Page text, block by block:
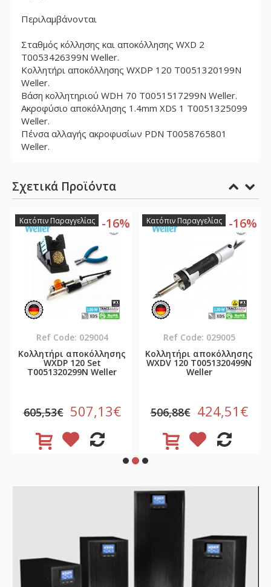
Περιλαμβάνονται
Σταθμός κόλλησης και αποκόλλησης WXD 2
T0053426399N Weller.
Κολλητήρι αποκόλλησης WXDP 120 T0051320199N
Weller.
Βάση κολλητηριού WDH 70 T0051517299N Weller.
Ακροφύσιο αποκόλλησης 1.4mm XDS 1 T0051325099
Weller.
Πένσα αλλαγής ακροφυσίων PDN T0058765801
Weller.
Σχετικά Προϊόντα
-16%
Κατόπιν Παραγγελίας
Ref Code: 029004
Κολλητήρι αποκόλλησης
WXDP 120 Set
T0051320299N Weller
605,53€ 507,13€
-16%
Κατόπιν Παραγγελίας
Ref Code: 029005
Κολλητήρι αποκόλλησης
WXDV 120 T0051320499N
Weller
506,88€ 424,51€